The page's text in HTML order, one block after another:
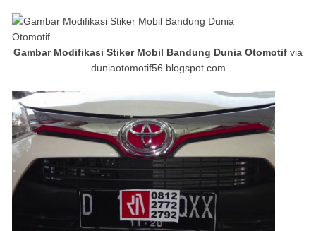
Gambar Modifikasi Stiker Mobil Bandung Dunia Otomotif via
duniaotomotif56.blogspot.com